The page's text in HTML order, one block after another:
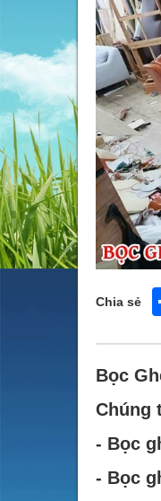
Chia sẻ
Bọc
Chúng
- Bọc
- Bọc